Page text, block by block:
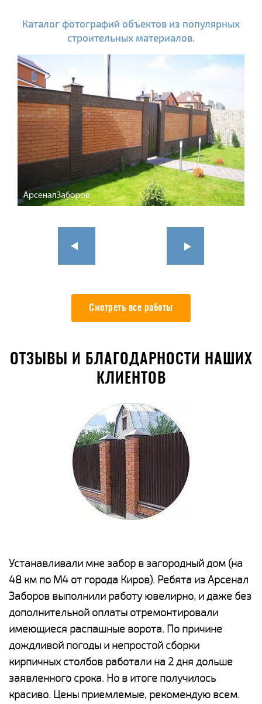
Каталог фотографий объектов из популярных
строительных материалов.
Смотреть все работы
ОТЗЫВЫ И БЛАГОДАРНОСТИ НАШИХ
КЛИЕНТОВ
Устанавливали мне забор в загородный дом (на
48 км по М4 от города Киров). Ребята из Арсенал
Заборов выполнили работу ювелирно, и даже без
дополнительной оплаты отремонтировали
имеющиеся распашные ворота. По причине
дождливой погоды и непростой сборки
кирпичных столбов работали на 2 дня дольше
заявленного срока. Но в итоге получилось
красиво. Цены приемлемые, рекомендую всем.